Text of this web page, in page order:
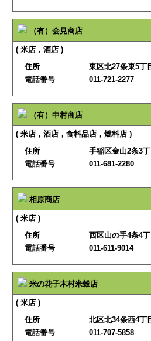
（有）会見商店
( 米店，酒店 )
住所
東区北27条東5丁
電話番号
011-721-2277
（有）中村商店
( 米店，酒店，食料品店，燃料店 )
住所
手稲区金山2条3
電話番号
011-681-2280
相原商店
( 米店 )
住所
西区山の手4条4
電話番号
011-611-9014
米の花子木村米穀店
( 米店 )
住所
北区北34条西4丁
電話番号
011-707-5858